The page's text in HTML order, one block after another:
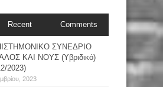
Recent Comments
ΣΥΝΕΔΡΙΟ
ΚΑΙ ΝΟΥΣ (Υβριδικό)
2023)
2023